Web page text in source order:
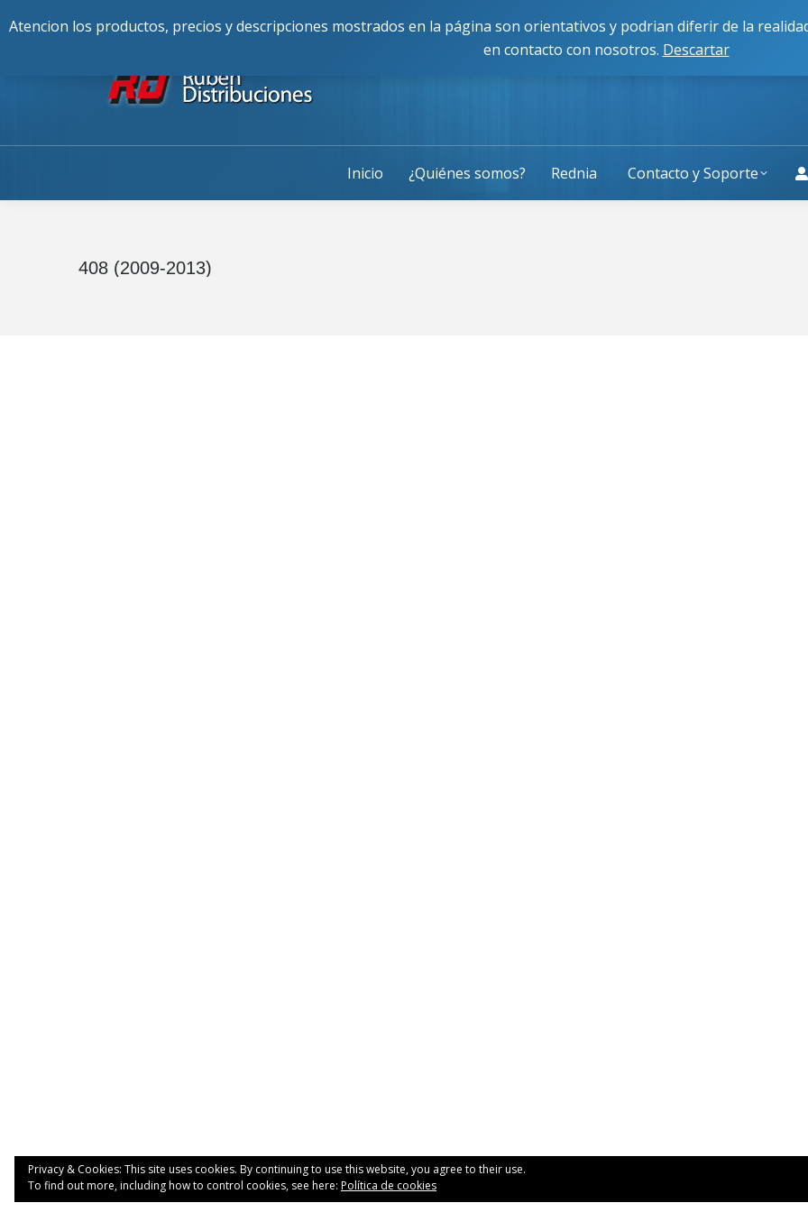
Inicio ¿Quiénes somos? Rednia Contacto y Soporte
408 (2009-2013)
Atencion los productos, precios y descripciones mostrados en la página son orientativos y podrian diferir de la
en contacto con nosotros. Descartar
Privacy & Cookies: This site uses cookies. By continuing to use this website, you agree to their use.
To find out more, including how to control cookies, see here: Política de cookies